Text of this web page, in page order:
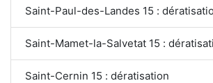
Saint-Paul-des-Landes 15 :
Saint-Mamet-la-Salvetat 15 :
Saint-Cernin 15 : dératisation